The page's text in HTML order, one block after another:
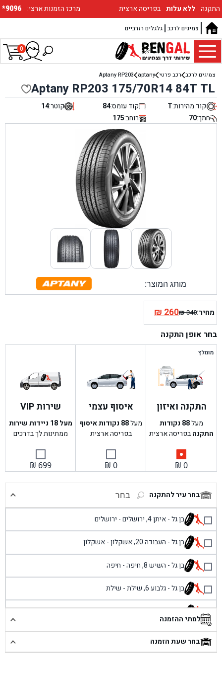
*9096 :מרכז הזמנות ארצי התקנה ללא עלות בפריסה ארצית
גלגלים רזרביים צמיגים לרכב
0
צמיגים לרכב רכב פרטי aptany
Aptany RP203
Aptany RP203 175/70R14 84T TL
קוד מהירות:T קוד עומס:84 קוטר:14
חתך:70 רוחב:175
מותג המוצר:
מחיר: ₪340
המחיר
המקורי
היה:
₪260המחיר
הנוכחי
הוא:
בחר אופן התקנה
מומלץ
התקנה ואיזון
מעל88 נקודות
התקנהבפריסה ארצית
₪ 0
איסוף עצמי
מעל88 נקודות איסוף
בפריסה ארצית
₪ 0
שירות VIP
מעל 18 ניידות שירות
ממתינות לך בדרכים
₪ 699
בחר עיר להתקנה בחר
בן גל - איתן 4, ירושלים - ירושלים
בן גל - העבודה 20, אשקלון - אשקלון
בן גל - השיש 8, חיפה - חיפה
בן גל - גלבוע 6, שילת - שילת
בן גל - פוריידיס, כניסה צפונית מול כביש 4 - פרדיס
בן גל - שכונת אזור תעשייה זעירה, עיילבון - עיילבון
למתי ההזמנה
בחר שעת הזמנה